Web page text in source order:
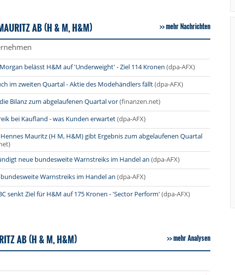
AB (H & M, H&M) mehr Nachrichten
belässt H&M auf 'Underweight' - Ziel 114 Kronen (dpa-AFX)
im zweiten Quartal - Aktie des Modehändlers fällt(dpa-AFX)
Bilanz zum abgelaufenen Quartal vor(finanzen.net)
bei Kaufland - was Kunden erwartet(dpa-AFX)
Mauritz (H M, H&M) gibt Ergebnis zum abgelaufenen Quartal
neue bundesweite Warnstreiks im Handel an (dpa-AFX)
Warnstreiks im Handel an (dpa-AFX)
senkt Ziel für H&M auf 175 Kronen - 'Sector Perform' (dpa-AFX)
AB (H & M, H&M) mehr Analysen